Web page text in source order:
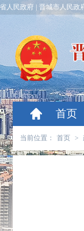
人民政府 晋城市人民政
首页
当前位置： 首页 >